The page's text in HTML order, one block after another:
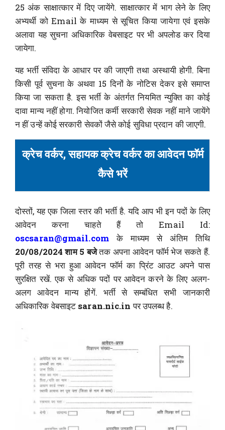
25 अंक साक्षात्कार में दिए जायेंगे. साक्षात्कार में भाग लेने के लिए
अभ्यर्थी को Email के माध्यम से सूचित किया जायेगा एवं इसके
अलावा यह सुचना अधिकारिक वेबसाइट पर भी अपलोड कर दिया
जायेगा.
यह भर्ती संविदा के आधार पर की जाएगी तथा अस्थायी होगी. बिना
किसी पूर्व सुचना के अथवा 15 दिनों के नोटिस देकर इसे समाप्त
किया जा सकता है. इस भर्ती के अंतर्गत नियमित न्युक्ति का कोई
दावा मान्य नहीं होगा. नियोजित कर्मी सरकारी सेवक नहीं माने जायेंगे
न हीं उन्हें कोई सरकारी सेवकों जैसे कोई सुविधा प्रदान की जाएगी.
क्रेच वर्कर, सहायक क्रेच वर्कर का आवेदन फॉर्म
कैसे भरें
दोस्तों, यह एक जिला स्तर की भर्ती है. यदि आप भी इन पदों के लिए
आवेदन करना चाहते हैं तो Email Id:
oscsaran@gmail.comके माध्यम से अंतिम तिथि
20/08/2024 शाम 5 बजेतक अपना आवेदन फॉर्म भेज सकते हैं.
पूरी तरह से भरा हुआ आवेदन फॉर्म का प्रिंट आउट अपने पास
सुरक्षित रखें. एक से अधिक पदों पर आवेदन करने के लिए अलग-
अलग आवेदन मान्य होंगें. भर्ती से सम्बंधित सभी जानकारी
अधिकारिक वेबसाइट saran.nic.in पर उपलब्ध है.